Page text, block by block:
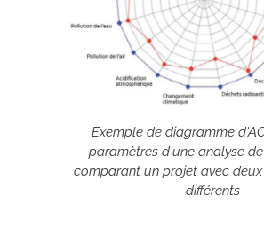
Exemple de diagramme
paramètres d'une analyse
comparant un projet avec
différents